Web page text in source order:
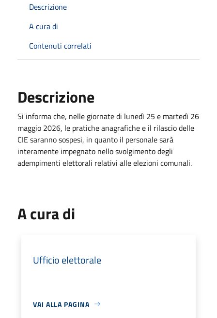
Descrizione
A cura di
Contenuti correlati
Descrizione
Si informa che, nelle giornate di lunedì 25 e martedì 26
maggio 2026, le pratiche anagrafiche e il rilascio delle
CIE saranno sospesi, in quanto il personale sarà
interamente impegnato nello svolgimento degli
adempimenti elettorali relativi alle elezioni comunali.
A cura di
Ufficio elettorale
VAI ALLA PAGINA